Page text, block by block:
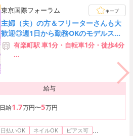
東京国際フォーラム キープ
主婦（夫）の方＆フリーターさんも大
歓迎◎週1日から勤務OKのモデルスタ
ッフ募集！日払い＆短期OK♪[14328]
有楽町駅 車1分・自転車1分・徒歩4分
・JR山手線 有楽町駅
・JR京浜東北線 有楽町駅
給与
日給1.7万円〜5万円
日払いOK ネイルOK ピアス可 ...